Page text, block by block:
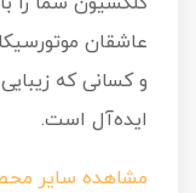
و کسانی که
ایده‌آل است.
مشاهده سایر